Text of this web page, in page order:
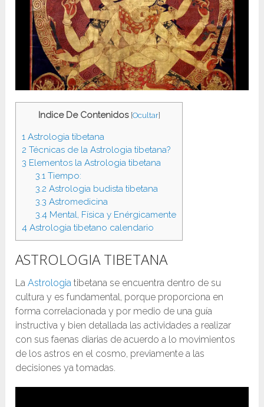
Indice De Contenidos [Ocultar]
1 Astrologia tibetana
2 Técnicas de la Astrologia tibetana?
3 Elementos la Astrologia tibetana
3.1Tiempo:
3.2 Astrologia budista tibetana
3.3 Astromedicina
3.4Mental, Física y Enérgicamente
4 Astrologia tibetano calendario
ASTROLOGIA TIBETANA
LaAstrologia tibetana se encuentra dentro de su
cultura y es fundamental, porque proporciona en
forma correlacionada y por medio de una guía
instructiva y bien detallada las actividades a realizar
con sus faenas diarias de acuerdo a lo movimientos
de los astros en el cosmo, previamente a las
decisiones ya tomadas.